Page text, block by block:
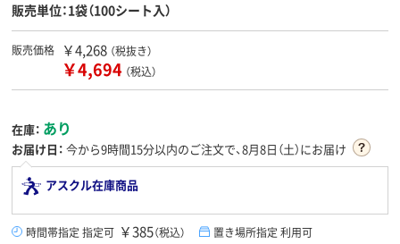
販売単位：1袋（100シート入）
販売価格 ￥4,268 （税抜き）
￥4,694 （税込）
在庫： あり
お届け日： 今から9時間15分以内のご注文で、8月8日（土）にお届け
アスクル在庫商品
時間帯指定 指定可 ￥385（税込） 置き場所指定 利用可